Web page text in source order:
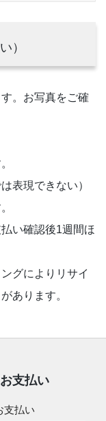
）
。お写真をご確
表現できない）
い確認後1週間ほ
グによりリサイ
あります。
支払い
支払い